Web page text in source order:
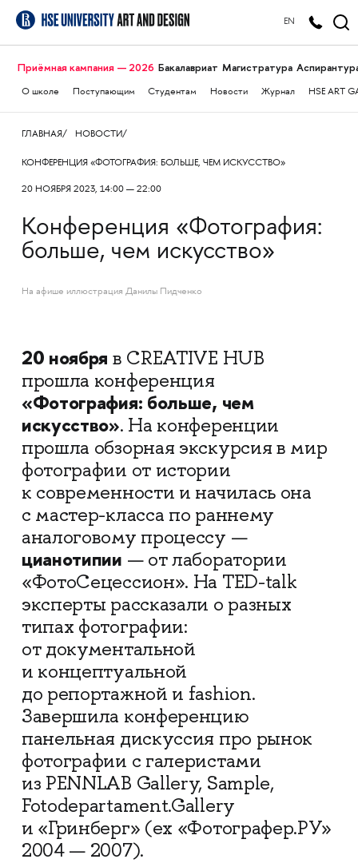
EN
Приёмная кампания — 2026 Бакалавриат Магистратура
О школе Поступающим Студентам Новости Журнал HSE ART
ГЛАВНАЯ НОВОСТИ
КОНФЕРЕНЦИЯ «ФОТОГРАФИЯ: БОЛЬШЕ, ЧЕМ ИСКУССТВО»
20 НОЯБРЯ 2023, 14:00 — 22:00
Конференция «Фотография:
больше, чем искусство»
На афише иллюстрация Данилы Пидченко
20 ноября в CREATIVE HUB
прошла конференция
«Фотография: больше, чем
искусство». На конференции
прошла обзорная экскурсия в мир
фотографии от истории
к современности и начилась она
с мастер-класса по раннему
аналоговому процессу —
цианотипии — от лаборатории
«ФотоСецессион». На TED-talk
эксперты рассказали о разных
типах фотографии:
от документальной
и концептуальной
до репортажной и fashion.
Завершила конференцию
панельная дискуссия про рынок
фотографии с галеристами
из PENNLAB Gallery, Sample,
Fotodepartament.Gallery
и «Гринберг» (ex «Фотографер.РУ»
2004 — 2007).